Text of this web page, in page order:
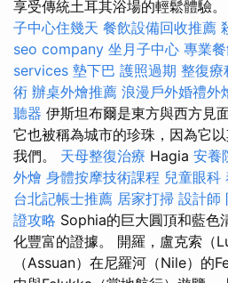
享受傳統土耳其浴場的輕鬆體驗
子中心住幾天 餐飲設備回收推薦
seo company 坐月子中心 專業
services 墊下巴 護照過期 整復療
術 辦桌外燴推薦 浪漫戶外婚禮外
聽器 伊斯坦布爾是東方與西方見
它也被稱為城市的珍珠，因為它
我們。 天母整復治療 Hagia 安養
外燴 身體按摩技術課程 兒童眼科
台北記帳士推薦 居家打掃 設計師
證攻略 Sophia的巨大圓頂和藍色
化豐富的證據。 開羅，盧克索（
（Assuan）在尼羅河（Nile）的